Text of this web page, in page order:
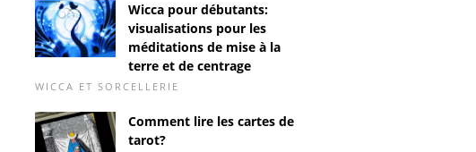
Wicca pour débutants:
visualisations pour les
méditations de mise à la
terre et de centrage
WICCA ET SORCELLERIE
Comment lire les cartes de
tarot?